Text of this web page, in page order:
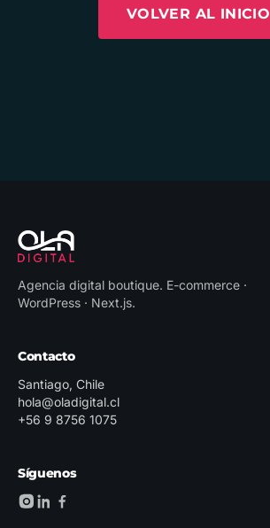
VOLVER AL INICIO
Agencia digital boutique. E-commerce ·
WordPress · Next.js.
Contacto
Santiago, Chile
hola@oladigital.cl
+56 9 8756 1075
Síguenos